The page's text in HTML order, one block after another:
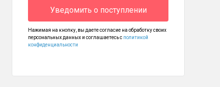
Уведомить о поступлении
Нажимая на кнопку, вы даете согласие на обработку своих
персональных данных и соглашаетесь с политикой
конфиденциальности